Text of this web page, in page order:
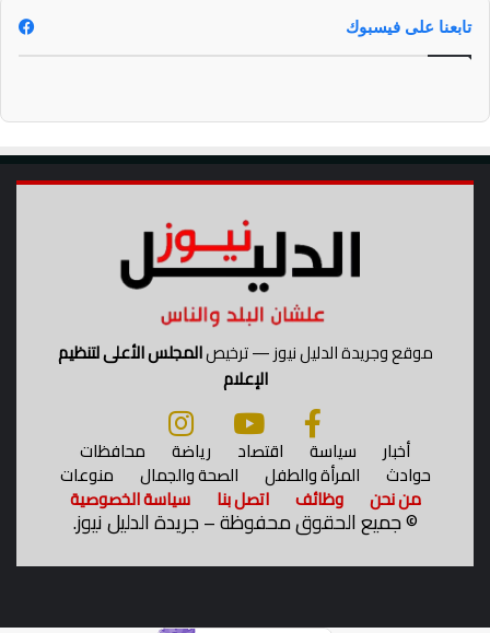
تابعنا على فيسبوك
موقع وجريدة الدليل نيوز — ترخيصالمجلس الأعلى لتنظيم
الإعلام
أخبار سياسة اقتصاد رياضة محافظات
حوادث المرأة والطفل الصحة والجمال منوعات
من نحن وظائف اتصل بنا سياسة الخصوصية
©جميع الحقوق محفوظة – جريدة الدليل نيوز.